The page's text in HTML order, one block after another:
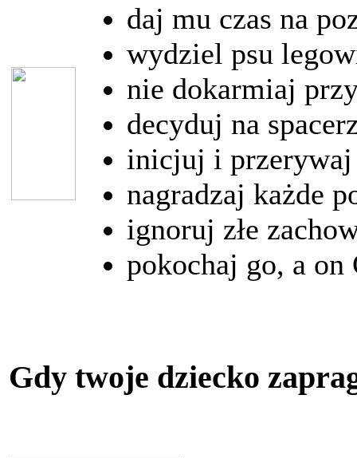
daj mu czas na
wydziel psu
nie dokarmiaj
decyduj na
inicjuj i przerywaj
nagradzaj każde
ignoruj złe
pokochaj go, a
Gdy twoje dziecko